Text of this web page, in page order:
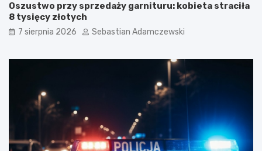
Oszustwo przy sprzedaży garnituru: kobieta straciła
8 tysięcy złotych
7 sierpnia 2026 Sebastian Adamczewski